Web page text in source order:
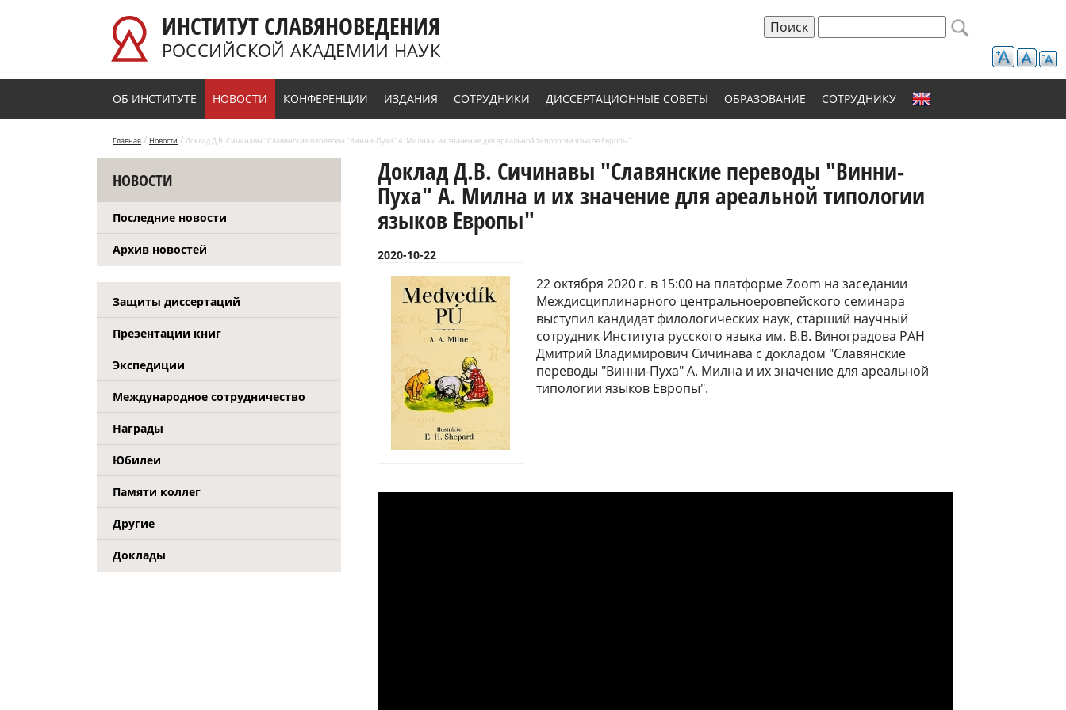
ИНСТИТУТ СЛАВЯНОВЕДЕНИЯ
РОССИЙСКОЙ АКАДЕМИИ НАУК Форма поиска
ОБ ИНСТИТУТЕ НОВОСТИ КОНФЕРЕНЦИИ ИЗДАНИЯ СОТРУДНИКИ ДИССЕРТАЦИОННЫЕ СОВЕТЫ ОБРАЗОВАНИЕ СОТРУДНИКУ
Главная / Новости / Доклад Д.В. Сичинавы "Славянские переводы "Винни-Пуха" А. Милна и их значение для ареальной типологии языков Европы"
НОВОСТИ
Последние новости
Архив новостей
Защиты диссертаций
Презентации книг
Экспедиции
Международное сотрудничество
Награды
Юбилеи
Памяти коллег
Другие
Доклады
Доклад Д.В. Сичинавы "Славянские переводы "Винни-
Пуха" А. Милна и их значение для ареальной типологии
языков Европы"
2020-10-22
22 октября 2020 г. в 15:00 на платформе Zoom на заседании
Междисциплинарного центральноеровпейского семинара
выступил кандидат филологических наук, старший научный
сотрудник Института русского языка им. В.В. Виноградова РАН
Дмитрий Владимирович Сичинава с докладом "Славянские
переводы "Винни-Пуха" А. Милна и их значение для ареальной
типологии языков Европы".